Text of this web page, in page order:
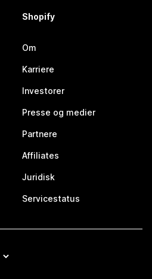
Shopify
Om
Karriere
Investorer
Presse og medier
Partnere
Affiliates
Juridisk
Servicestatus